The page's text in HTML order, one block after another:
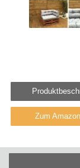
Zum